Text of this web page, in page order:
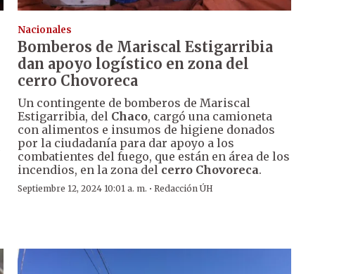
Nacionales
Bomberos de Mariscal Estigarribia
dan apoyo logístico en zona del
cerro Chovoreca
Un contingente de bomberos de Mariscal
Estigarribia, del Chaco, cargó una camioneta
con alimentos e insumos de higiene donados
por la ciudadanía para dar apoyo a los
combatientes del fuego, que están en área de los
incendios, en la zona del cerro Chovoreca.
Septiembre 12, 2024 10:01 a. m. · Redacción ÚH